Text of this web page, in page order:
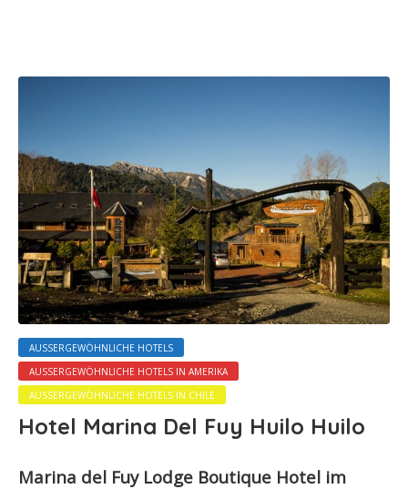
AUSSERGEWÖHNLICHE HOTELS
AUSSERGEWÖHNLICHE HOTELS IN AMERIKA
AUSSERGEWÖHNLICHE HOTELS IN CHILE
Hotel Marina Del Fuy Huilo Huilo
Marina del Fuy Lodge Boutique Hotel im